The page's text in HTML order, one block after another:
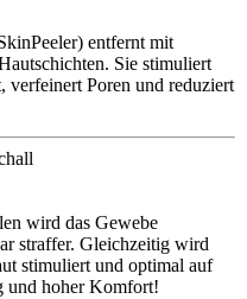
entfernt mit
Sie stimuliert
Poren und reduziert
wird das Gewebe
straffer. Gleichzeitig wird
stimuliert und optimal auf
und hoher Komfort!